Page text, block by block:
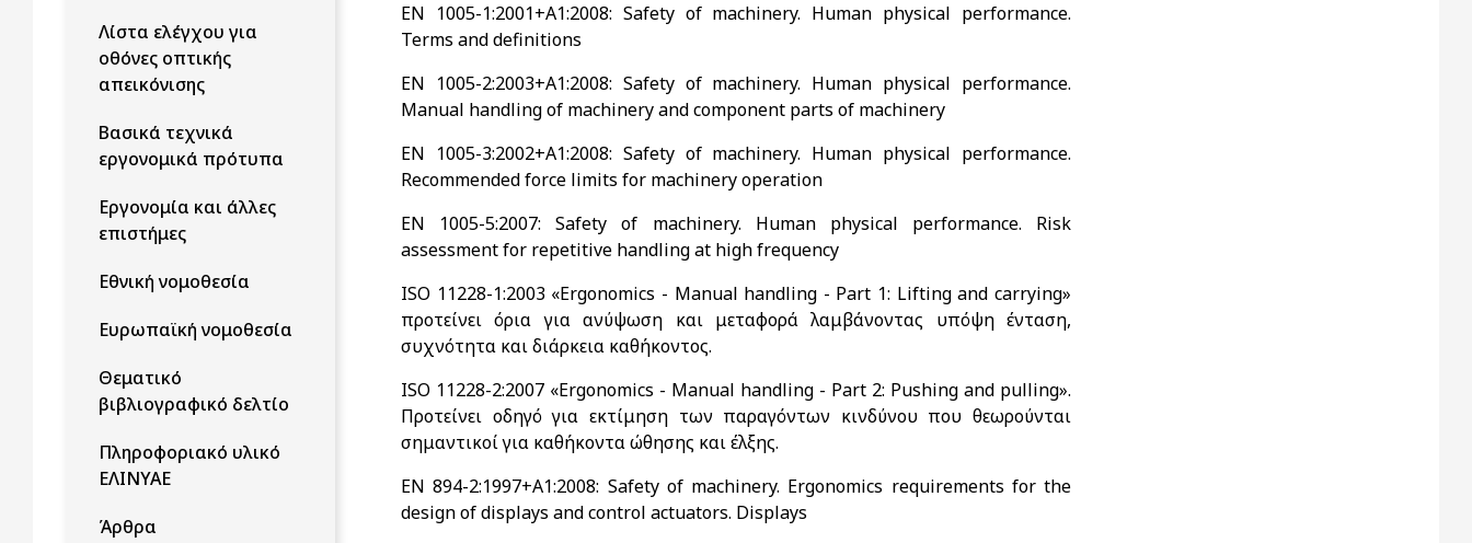
Λίστα ελέγχου για
οθόνες οπτικής
απεικόνισης
Βασικά τεχνικά
εργονομικά πρότυπα
Eργονομία και άλλες
επιστήμες
Εθνική νομοθεσία
Ευρωπαϊκή νομοθεσία
Θεματικό
βιβλιογραφικό δελτίο
Πληροφοριακό υλικό
ΕΛΙΝΥΑΕ
Άρθρα
EN 1005-1:2001+A1:2008: Safety of machinery. Human physical performance.
Terms and definitions
EN 1005-2:2003+A1:2008: Safety of machinery. Human physical performance.
Manual handling of machinery and component parts of machinery
EN 1005-3:2002+A1:2008: Safety of machinery. Human physical performance.
Recommended force limits for machinery operation
EN 1005-5:2007: Safety of machinery. Human physical performance. Risk
assessment for repetitive handling at high frequency
ISO 11228-1:2003 «Ergonomics - Manual handling - Part 1: Lifting and carrying»
προτείνει όρια για ανύψωση και μεταφορά λαμβάνοντας υπόψη ένταση,
συχνότητα και διάρκεια καθήκοντος.
ISO 11228-2:2007 «Ergonomics - Manual handling - Part 2: Pushing and pulling».
Προτείνει οδηγό για εκτίμηση των παραγόντων κινδύνου που θεωρούνται
σημαντικοί για καθήκοντα ώθησης και έλξης.
EN 894-2:1997+A1:2008: Safety of machinery. Ergonomics requirements for the
design of displays and control actuators. Displays